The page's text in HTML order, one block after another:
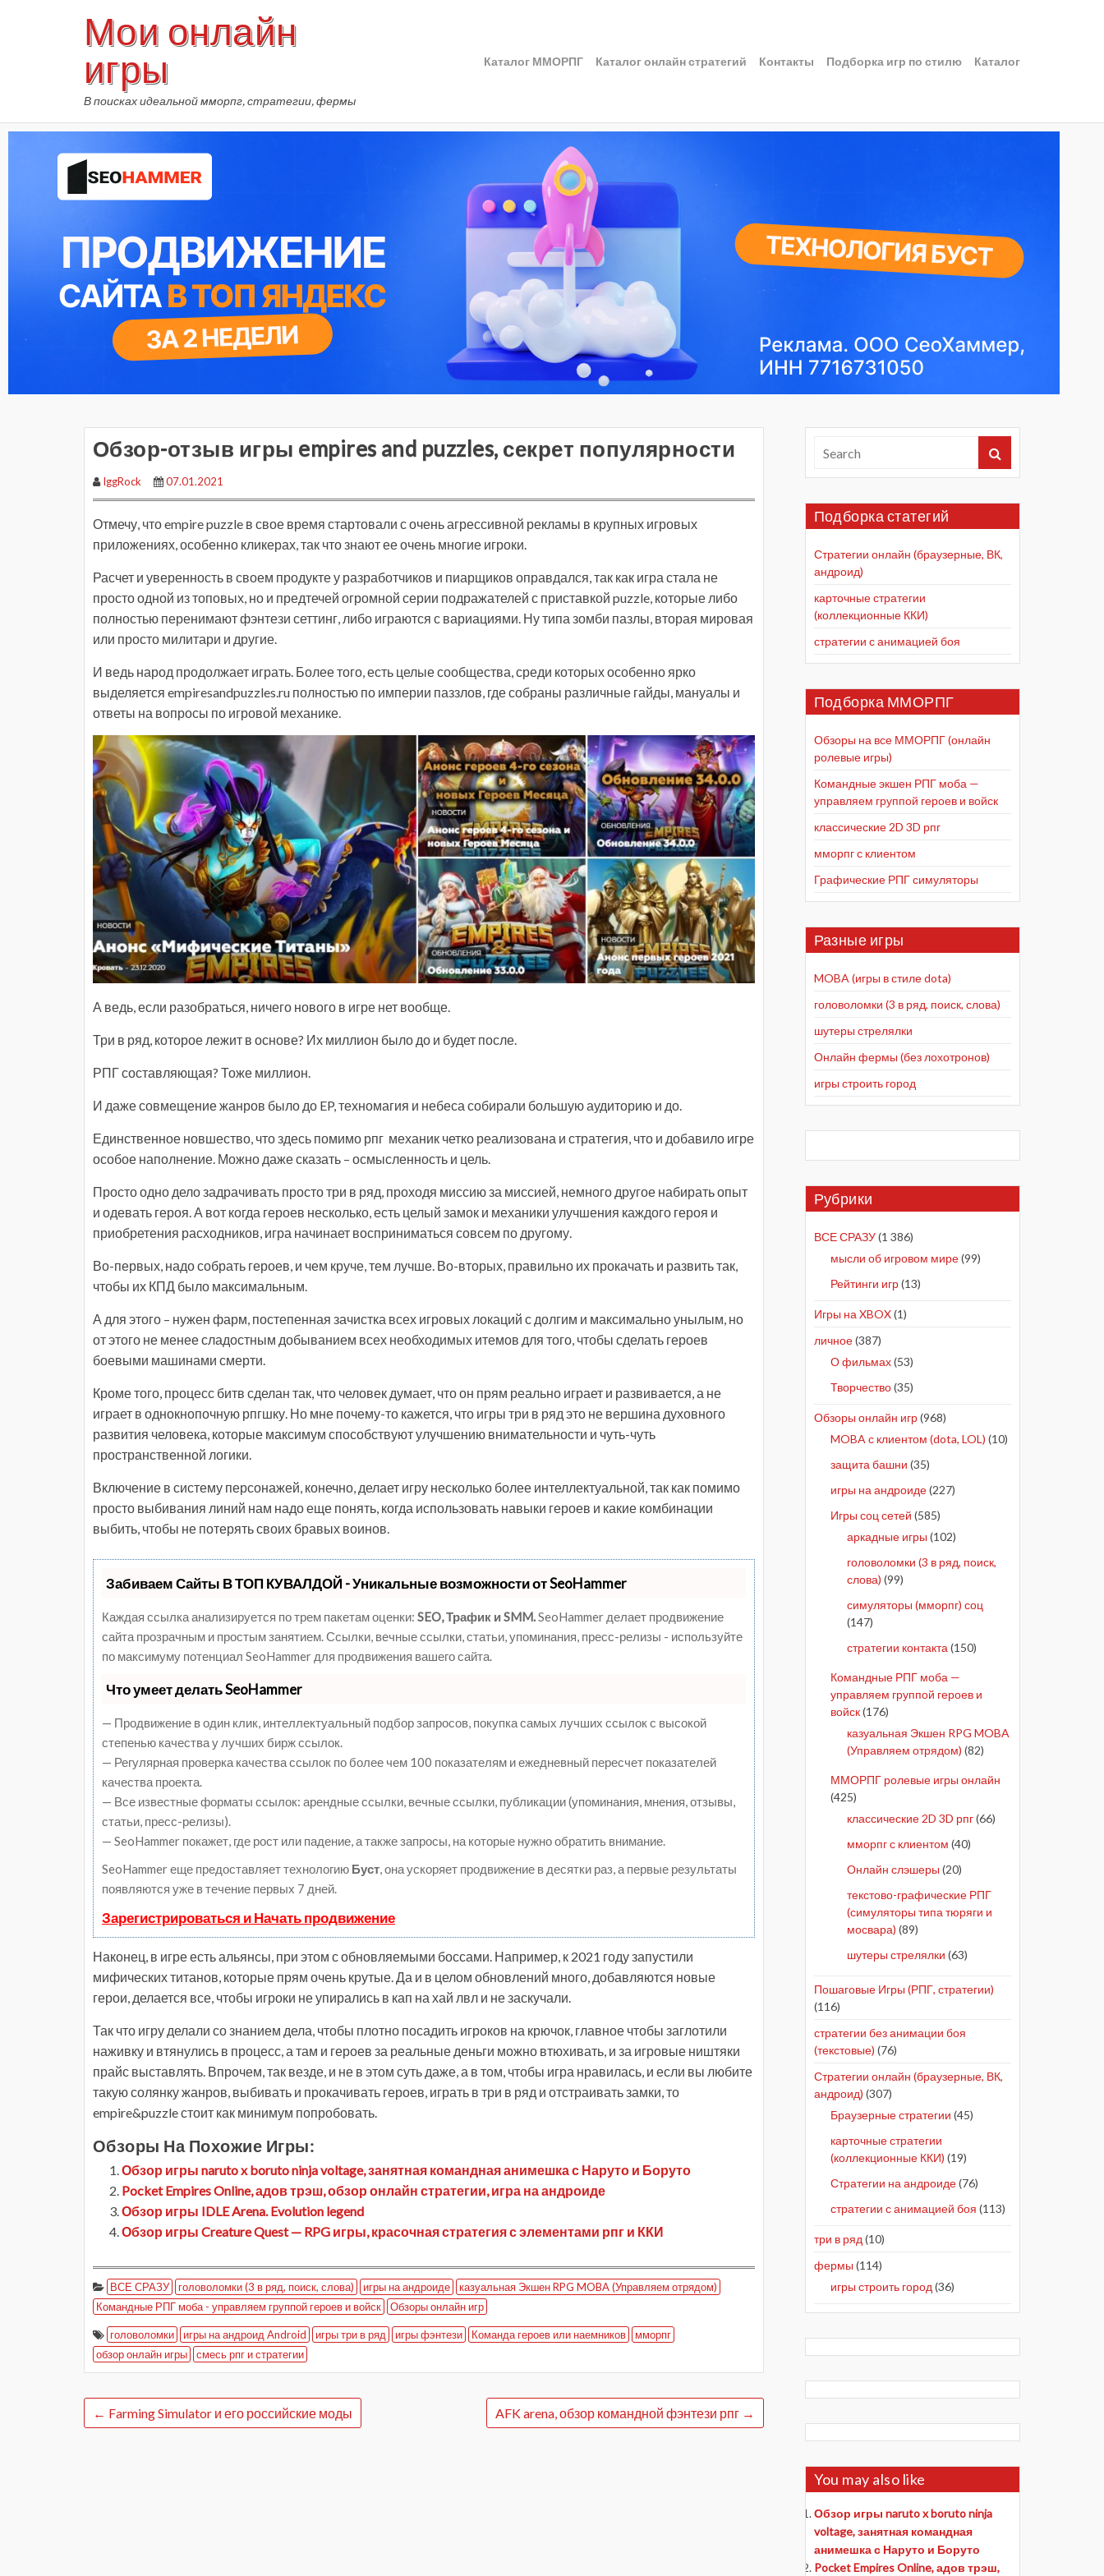
Мои онлайн
игры
В поисках идеальной мморпг, стратегии, фермы
Каталог ММОРПГ Каталог онлайн стратегий Контакты Подборка игр по стилю Каталог
Обзор-отзыв игры empires and puzzles, секрет популярности
IggRock 07.01.2021
Отмечу, что empire puzzle в свое время стартовали с очень агрессивной рекламы в крупных игровых
приложениях, особенно кликерах, так что знают ее очень многие игроки.
Расчет и уверенность в своем продукте у разработчиков и пиарщиков оправдался, так как игра стала не
просто одной из топовых, но и предтечей огромной серии подражателей с приставкой puzzle, которые либо
полностью перенимают фэнтези сеттинг, либо играются с вариациями. Ну типа зомби пазлы, вторая мировая
или просто милитари и другие.
И ведь народ продолжает играть. Более того, есть целые сообщества, среди которых особенно ярко
выделяется empiresandpuzzles.ru полностью по империи паззлов, где собраны различные гайды, мануалы и
ответы на вопросы по игровой механике.
А ведь, если разобраться, ничего нового в игре нет вообще.
Три в ряд, которое лежит в основе? Их миллион было до и будет после.
РПГ составляющая? Тоже миллион.
И даже совмещение жанров было до EP, техномагия и небеса собирали большую аудиторию и до.
Единственное новшество, что здесь помимо рпг механик четко реализована и стратегия, что и добавило игре
особое наполнение. Можно даже сказать – осмысленность и цель.
Просто одно дело задрачивать просто три в ряд, проходя миссию за миссией, немного другое набирать опыт
и одевать героя. А вот когда героев несколько, есть целый замок и механики улучшения каждого героя и
приобретения расходников, игра начинает восприниматься совсем по другому.
Во-первых, надо собрать героев, и чем круче, тем лучше. Во-вторых, правильно их прокачать и развить так,
чтобы их КПД было максимальным.
А для этого – нужен фарм, постепенная зачистка всех игровых локаций с долгим и максимально унылым, но
от этого не менее сладостным добыванием всех необходимых итемов для того, чтобы сделать героев
боевыми машинами смерти.
Кроме того, процесс битв сделан так, что человек думает, что он прям реально играет и развивается, а не
играет в однокнопочную рпгшку. Но мне почему-то кажется, что игры три в ряд это не вершина духовного
развития человека, которые максимум способствуют улучшению внимательности и чуть-чуть
пространственной логики.
Включение в систему персонажей, конечно, делает игру несколько более интеллектуальной, так как помимо
просто выбивания линий нам надо еще понять, когда использовать навыки героев и какие комбинации
выбить, чтобы не потерять своих бравых воинов.
Забиваем Сайты В ТОП КУВАЛДОЙ - Уникальные возможности от SeoHammer
Каждая ссылка анализируется по трем пакетам оценки: SEO, Трафик и SMM.SeoHammer делает продвижение
сайта прозрачным и простым занятием. Ссылки, вечные ссылки, статьи, упоминания, пресс-релизы - используйте
по максимуму потенциал SeoHammer для продвижения вашего сайта.
Что умеет делать SeoHammer
— Продвижение в один клик, интеллектуальный подбор запросов, покупка самых лучших ссылок с высокой
степенью качества у лучших бирж ссылок.
— Регулярная проверка качества ссылок по более чем 100 показателям и ежедневный пересчет показателей
качества проекта.
— Все известные форматы ссылок: арендные ссылки, вечные ссылки, публикации (упоминания, мнения, отзывы,
статьи, пресс-релизы).
— SeoHammer покажет, где рост или падение, а также запросы, на которые нужно обратить внимание.
SeoHammer еще предоставляет технологию Буст, она ускоряет продвижение в десятки раз, а первые результаты
появляются уже в течение первых 7 дней.
Зарегистрироваться и Начать продвижение
Наконец, в игре есть альянсы, при этом с обновляемыми боссами. Например, к 2021 году запустили
мифических титанов, которые прям очень крутые. Да и в целом обновлений много, добавляются новые
герои, делается все, чтобы игроки не упирались в кап на хай лвл и не заскучали.
Так что игру делали со знанием дела, чтобы плотно посадить игроков на крючок, главное чтобы заглотили
наживку и втянулись в процесс, а там и героев за реальные деньги можно втюхивать, и за игровые ништяки
прайс выставлять. Впрочем, так везде, и не в этом суть даже, а в том, чтобы игра нравилась, и если вы любите
такую солянку жанров, выбивать и прокачивать героев, играть в три в ряд и отстраивать замки, то
empire&puzzle стоит как минимум попробовать.
Обзоры На Похожие Игры:
Обзор игры naruto x boruto ninja voltage, занятная командная анимешка с Наруто и Боруто
Pocket Empires Online, адов трэш, обзор онлайн стратегии, игра на андроиде
Обзор игры IDLE Arena. Evolution legend
Обзор игры Creature Quest — RPG игры, красочная стратегия с элементами рпг и ККИ
ВСЕ СРАЗУ головоломки (3 в ряд, поиск, слова) игры на андроиде
казуальная Экшен RPG MOBA (Управляем отрядом)
Командные РПГ моба - управляем группой героев и войск
Обзоры онлайн игр
головоломки игры на андроид Android игры три в ряд игры фэнтези Команда героев или наемников
мморпг
обзор онлайн игры
смесь рпг и стратегии
← Farming Simulator и его российские моды AFK arena, обзор командной фэнтези рпг →
Подборка статегий
Стратегии онлайн (браузерные, ВК,
андроид)
карточные стратегии
(коллекционные ККИ)
стратегии с анимацией боя
Подборка ММОРПГ
Обзоры на все ММОРПГ (онлайн
ролевые игры)
Командные экшен РПГ моба —
управляем группой героев и войск
классические 2D 3D рпг
мморпг с клиентом
Графические РПГ симуляторы
Разные игры
MOBA (игры в стиле dota)
головоломки (3 в ряд, поиск, слова)
шутеры стрелялки
Онлайн фермы (без лохотронов)
игры строить город
Рубрики
ВСЕ СРАЗУ(1 386)
мысли об игровом мире(99)
Рейтинги игр(13)
Игры на XBOX(1)
личное(387)
О фильмах(53)
Творчество(35)
Обзоры онлайн игр(968)
MOBA с клиентом (dota, LOL) (10)
защита башни (35)
игры на андроиде(227)
Игры соц сетей (585)
аркадные игры (102)
головоломки (3 в ряд, поиск,
слова) (99)
симуляторы (мморпг) соц
(147)
стратегии контакта (150)
Командные РПГ моба —
управляем группой героев и
войск(176)
казуальная Экшен RPG MOBA
(Управляем отрядом) (82)
ММОРПГ ролевые игры онлайн
(425)
классические 2D 3D рпг(66)
мморпг с клиентом (40)
Онлайн слэшеры (20)
текстово-графические РПГ
(симуляторы типа тюряги и
мосвара) (89)
шутеры стрелялки (63)
Пошаговые Игры (РПГ, стратегии)
(116)
стратегии без анимации боя
(текстовые) (76)
Стратегии онлайн (браузерные, ВК,
андроид) (307)
Браузерные стратегии (45)
карточные стратегии
(коллекционные ККИ) (19)
Стратегии на андроиде(76)
стратегии с анимацией боя (113)
три в ряд (10)
фермы (114)
игры строить город (36)
You may also like
Обзор игры naruto x boruto ninja
voltage, занятная командная
анимешка с Наруто и Боруто
Pocket Empires Online, адов трэш,